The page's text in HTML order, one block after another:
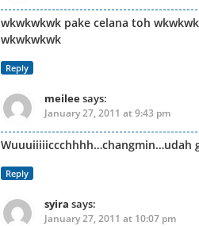
wkwkwkwk pake celana toh
wkwkwkwk
Reply
meileesays:
January 27, 2011 at 9:43 pm
Wuuuiiiiiccchhhh…changmin…udah
Reply
syira says:
January 27, 2011 at 10:07 pm